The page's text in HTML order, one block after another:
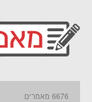
6676 מאמרים